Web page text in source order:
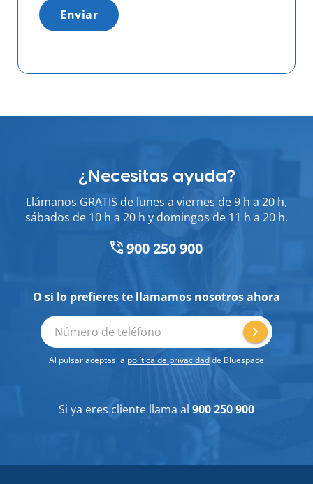
Enviar
¿Necesitas ayuda?
Llámanos GRATIS de lunes a viernes de 9 h a 20 h,
sábados de 10 h a 20 h y domingos de 11 h a 20 h.
900 250 900
O si lo prefieres te llamamos nosotros ahora
Número de teléfono
Al pulsar aceptas la política de privacidadde Bluespace
Si ya eres cliente llama al900 250 900